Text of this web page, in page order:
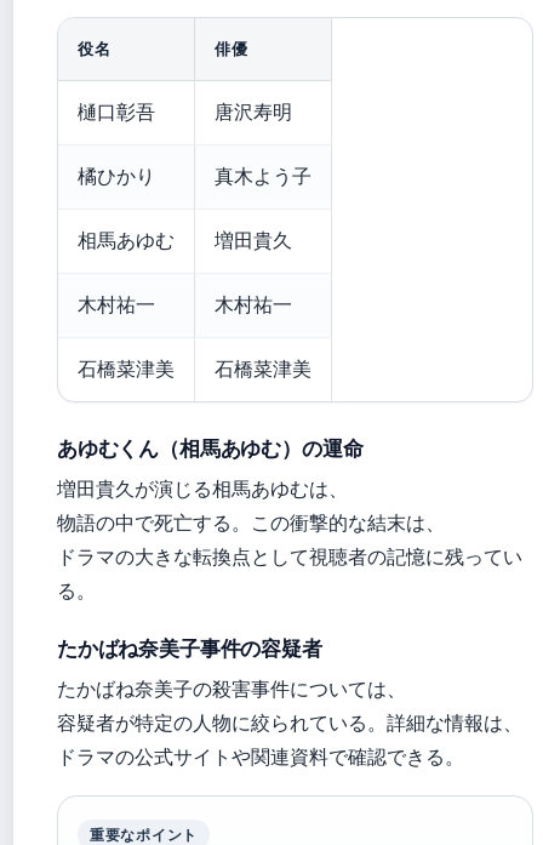
役名 俳優
樋口彰吾 唐沢寿明
橘ひかり 真木よう子
相馬あゆむ 増田貴久
木村祐一 木村祐一
石橋菜津美 石橋菜津美
あゆむくん（相馬あゆむ）の運命
増田貴久が演じる相馬あゆむは、
物語の中で死亡する。この衝撃的な結末は、
ドラマの大きな転換点として視聴者の記憶に残ってい
る。
たかばね奈美子事件の容疑者
たかばね奈美子の殺害事件については、
容疑者が特定の人物に絞られている。詳細な情報は、
ドラマの公式サイトや関連資料で確認できる。
重要なポイント